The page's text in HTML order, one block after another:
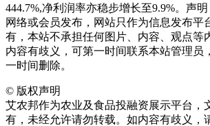
444.7%,净利润率亦稳步增长至9.9%。声
网络或会员发布，网站只作为信息发布平
有，本站不承担任何图片、内容、观点等
内容有歧义，可第一时间联系本站管理员
一时间删除。
© 版权声明
艾农邦作为农业及食品投融资展示平台，
有，未经允许请勿转载。如内容有歧义，